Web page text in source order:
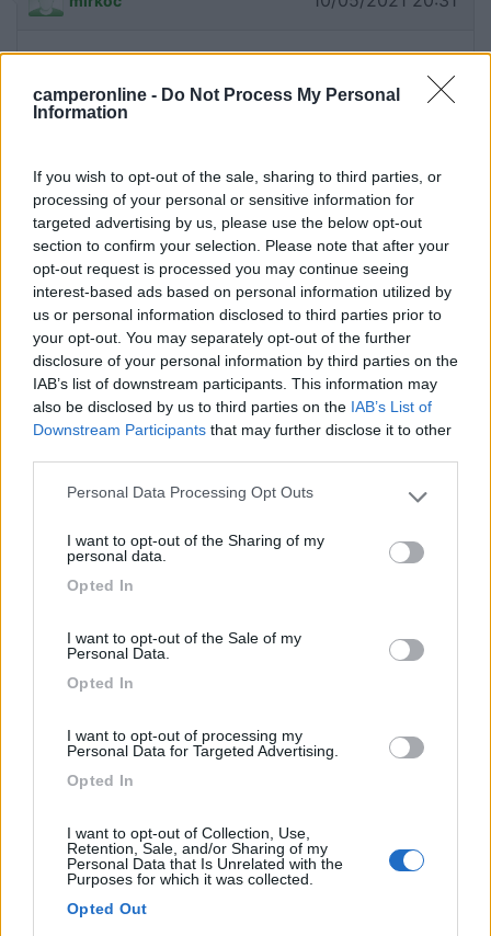
camperonline - Do Not Process My Personal
Information
If you wish to opt-out of the sale, sharing to third parties, or
processing of your personal or sensitive information for
targeted advertising by us, please use the below opt-out
section to confirm your selection. Please note that after your
opt-out request is processed you may continue seeing
interest-based ads based on personal information utilized by
us or personal information disclosed to third parties prior to
your opt-out. You may separately opt-out of the further
disclosure of your personal information by third parties on the
IAB’s list of downstream participants. This information may
also be disclosed by us to third parties on the IAB’s List of
Downstream Participants that may further disclose it to other
Please note that this website/app uses one or more Google
not limited to your visit or usage behaviour. You may click to
grant or deny consent to Google and its third-party tags to
use your data for below specified purposes in below Google
Personal Data Processing Opt Outs
I want to opt-out of the Sharing of my
personal data.
Opted In
I want to opt-out of the Sale of my
Personal Data.
Opted In
I want to opt-out of processing my
Personal Data for Targeted Advertising.
Opted In
I want to opt-out of Collection, Use,
Retention, Sale, and/or Sharing of my
Personal Data that Is Unrelated with the
Purposes for which it was collected.
Opted Out
Pro: vicinanza al paese, ombreggiato, abbastanza
pianeggiante, tutti i servizi compresi (corrente
4A), bagni al momento chiusi. Bar e supermercato
tengono in considerazione le delimitazioni, non si
capisce benissimo quali siano i posti riservati ai
camper, mancanza di bidoni, tariffa non
frazionabile (10€/giorno), non segnalata, potrebbe
dar fastidio la vicina strada.
Accessibilità Caratteristiche Posizione
Prezzo
Pulizia
Punto ristoro Servizi
Arcie78 16/02/2021 19:04
30 posti circa su autobloccanti, recintata.
disponibile. Sì paga al parchimetro: accetta solo
monete (non da resto) e carte di debito wireless.
Nelle vicinanze, terme, resti acquedotto romano e
Bobottoebobotta 01/10/2020 19:06
posto. Da Savona, in ritorno verso casa (Torino)
non c'è altra soluzione per il carico e scarico.
Pazzesco! Ulteriore punto a favore che è gratuito.
Peccato per i bagni chiusi. Non pretendo di